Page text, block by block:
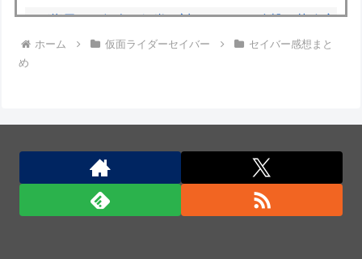
AIが指示なく個人や組織に対しサイバー攻撃…英政府
機関の性能評価試験中！
米軍、長射程精密ミサイルほぼ使い切る…「危険な水
準まで減少」と軍高官が警告！
日本の防衛白書「韓国は重要な隣国」だと3年連続で
位置づけ…韓国メディア！
ホーム 仮面ライダーセイバー
セイバー感想まと
め